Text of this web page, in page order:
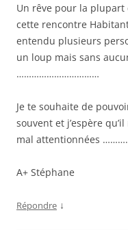
Un rêve pour la
cette rencontre
entendu plusieurs
un loup mais sans
……………………………
Je te souhaite de
souvent et j’espère
mal attentionnées ……….
A+ Stéphane
Répondre ↓